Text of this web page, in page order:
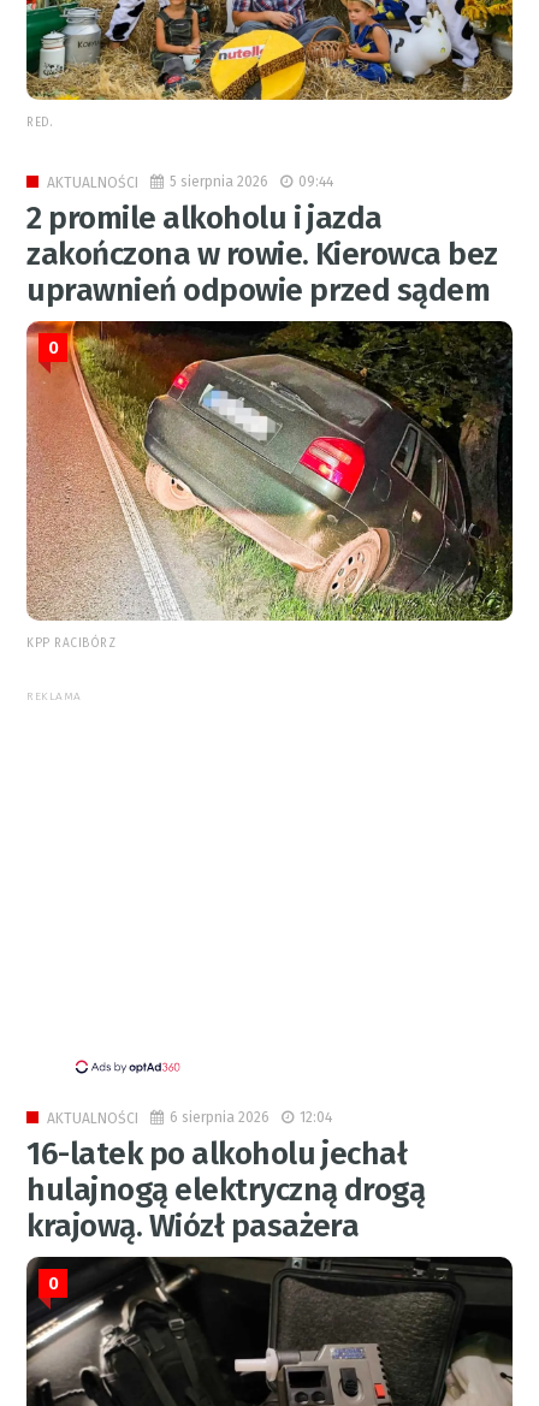
RED.
AKTUALNOŚCI 5 sierpnia 2026 09:44
2 promile alkoholu i jazda
zakończona w rowie. Kierowca bez
uprawnień odpowie przed sądem
0
KPP RACIBÓRZ
REKLAMA
AKTUALNOŚCI 6 sierpnia 2026 12:04
16-latek po alkoholu jechał
hulajnogą elektryczną drogą
krajową. Wiózł pasażera
0